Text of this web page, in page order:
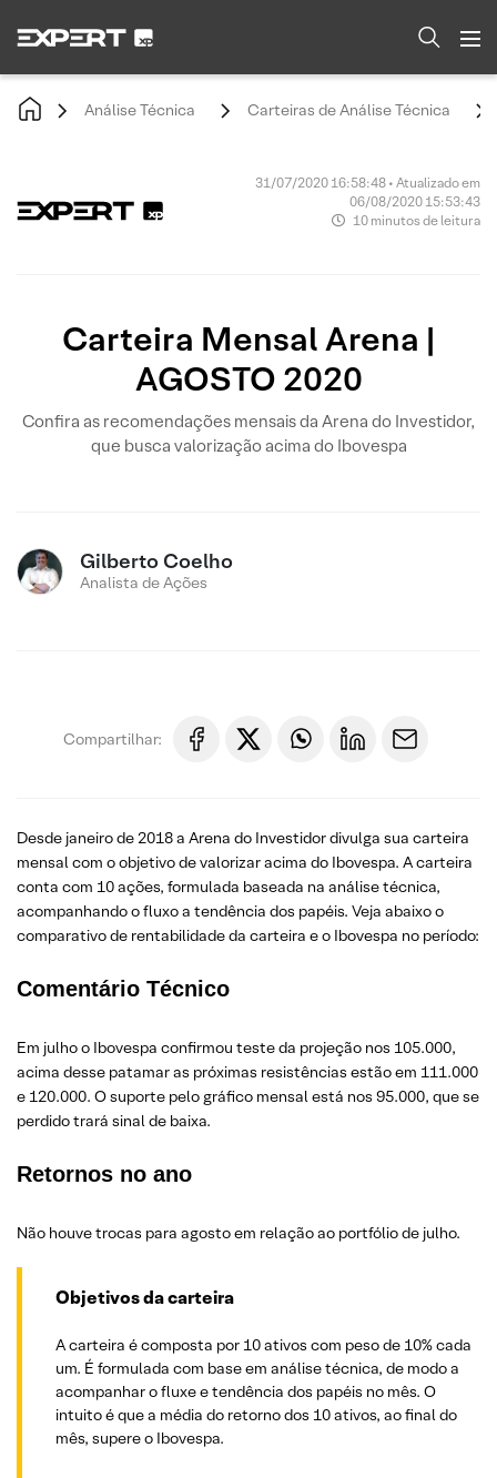
Análise Técnica Carteiras de Análise Técnica
31/07/2020 16:58:48 • Atualizado em
06/08/2020 15:53:43
10 minutos de leitura
Carteira Mensal Arena |
AGOSTO 2020
Confira as recomendações mensais da Arena do Investidor,
que busca valorização acima do Ibovespa
Gilberto Coelho
Analista de Ações
Compartilhar:
Desde janeiro de 2018 a Arena do Investidor divulga sua carteira
mensal com o objetivo de valorizar acima do Ibovespa. A carteira
conta com 10 ações, formulada baseada na análise técnica,
acompanhando o fluxo a tendência dos papéis. Veja abaixo o
comparativo de rentabilidade da carteira e o Ibovespa no período:
Comentário Técnico
Em julho o Ibovespa confirmou teste da projeção nos 105.000,
acima desse patamar as próximas resistências estão em 111.000
e 120.000. O suporte pelo gráfico mensal está nos 95.000, que se
perdido trará sinal de baixa.
Retornos no ano
Não houve trocas para agosto em relação ao portfólio de julho.
Objetivos da carteira
A carteira é composta por 10 ativos com peso de 10% cada
um. É formulada com base em análise técnica, de modo a
acompanhar o fluxe e tendência dos papéis no mês. O
intuito é que a média do retorno dos 10 ativos, ao final do
mês, supere o Ibovespa.